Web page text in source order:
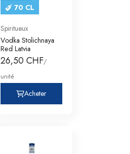
70 CL
Spiritueux
Vodka Stolichnaya
Red Latvia
26,50 CHF/
unité
Acheter